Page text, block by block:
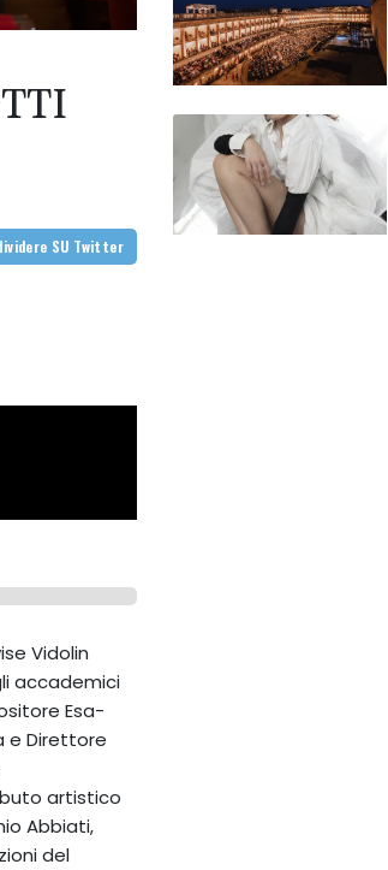
SU Twitter
Vidolin
accademici
Esa-
e Direttore
artistico
Abbiati,
del